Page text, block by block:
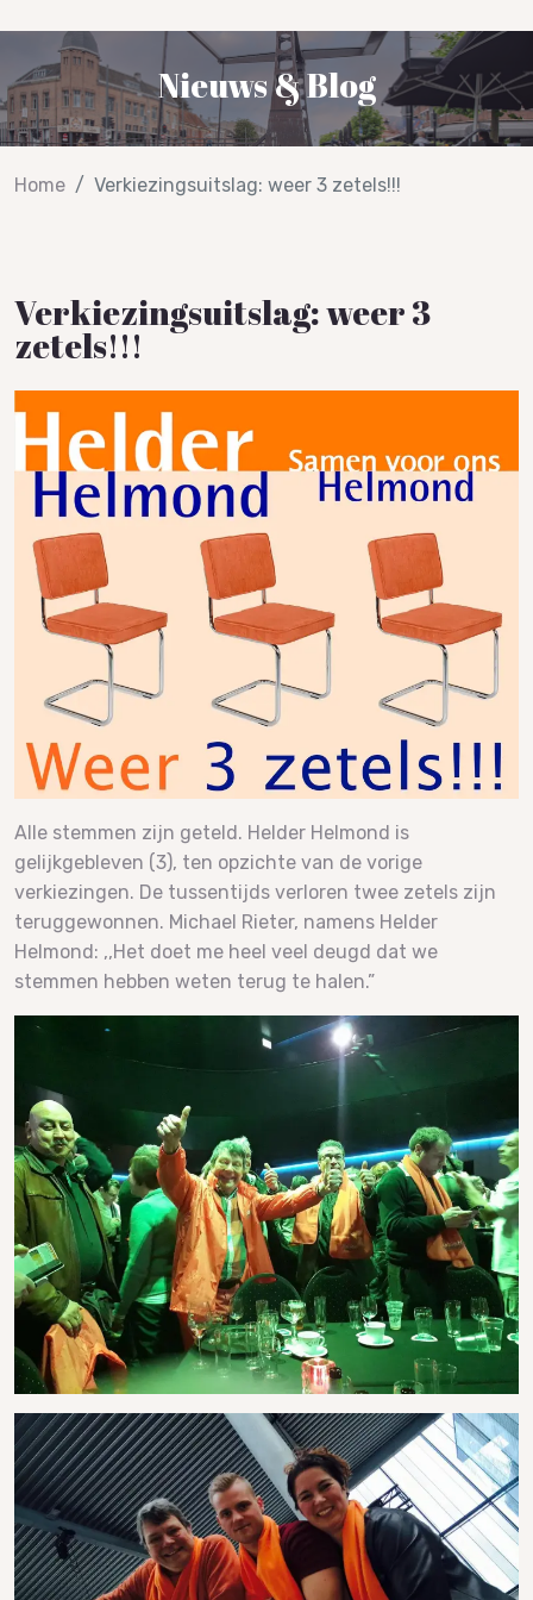
Nieuws & Blog
Home Verkiezingsuitslag: weer 3 zetels!!!
Verkiezingsuitslag: weer 3
zetels!!!
Alle stemmen zijn geteld. Helder Helmond is
gelijkgebleven (3), ten opzichte van de vorige
verkiezingen. De tussentijds verloren twee zetels zijn
teruggewonnen. Michael Rieter, namens Helder
Helmond: ,,Het doet me heel veel deugd dat we
stemmen hebben weten terug te halen.”